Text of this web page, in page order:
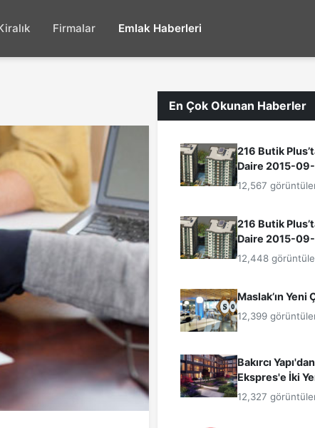
Firmalar Emlak Haberleri
En Çok Okunan Haberler
216 Butik
Daire 2015-09-
12,567
216 Butik
Daire 2015-09-
12,448
Maslak’ın Yeni
12,399
Bakırcı
Ekspres'e İki
12,327